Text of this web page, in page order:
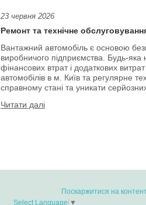
23 червня 2026
Ремонт та технічне
Вантажний автомобіль є основою
виробничого підприємства. Будь-яка
фінансових втрат і додаткових
автомобілів в м. Київ та регулярне
справному стані та уникати
Поскаржитися на
Select Language ▼